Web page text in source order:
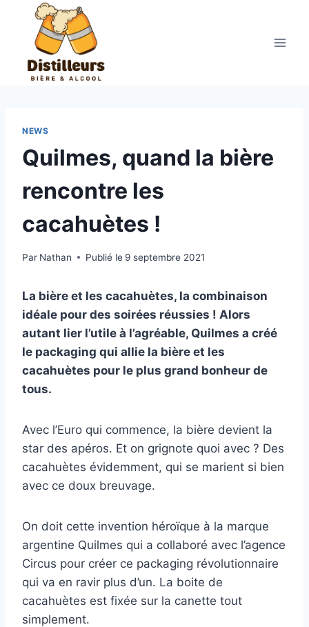
contenu
NEWS
Quilmes, quand la bière
rencontre les
cacahuètes !
Par Nathan Publié le 9 septembre 2021
La bière et les cacahuètes, la combinaison
idéale pour des soirées réussies ! Alors
autant lier l’utile à l’agréable, Quilmes a créé
le packaging qui allie la bière et les
cacahuètes pour le plus grand bonheur de
tous.
Avec l’Euro qui commence, la bière devient la
star des apéros. Et on grignote quoi avec ? Des
cacahuètes évidemment, qui se marient si bien
avec ce doux breuvage.
On doit cette invention héroïque à la marque
argentine Quilmes qui a collaboré avec l’agence
Circus pour créer ce packaging révolutionnaire
qui va en ravir plus d’un. La boite de
cacahuètes est fixée sur la canette tout
simplement.